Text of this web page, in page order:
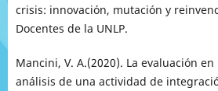
crisis: innovación, mutación y
Docentes de la UNLP.
Mancini, V. A.(2020). La evaluación
análisis de una actividad de